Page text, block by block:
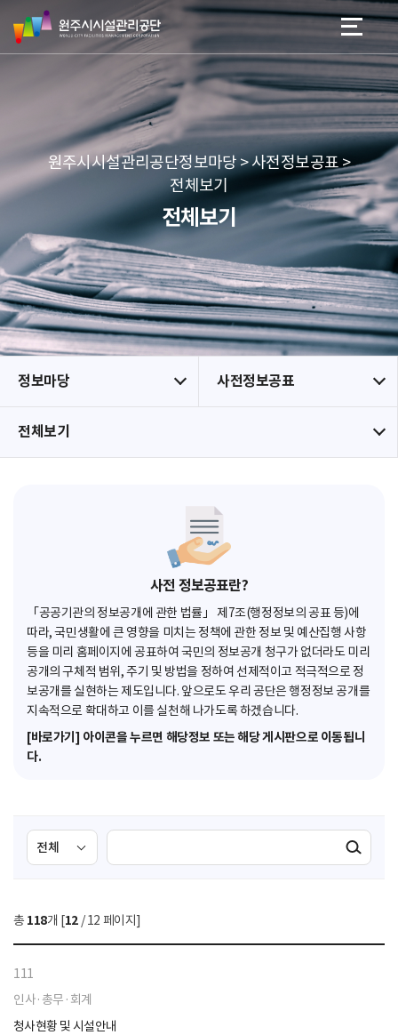
네
본문 바로가기
메뉴 바로가기
원
주
시
리
공
단
원주시시설관리공단정보마당 > 사전정보공표 >
전체보기
전체보기
정보마당 사전정보공표
전체보기
사전 정보공표란?
「공공기관의 정보공개에 관한 법률」 제7조(행정정보의 공표 등)에
따라, 국민생활에 큰 영향을 미치는 정책에 관한 정보 및 예산집행 사항
등을 미리 홈페이지에 공표하여 국민의 정보공개 청구가 없더라도 미리
공개의 구체적 범위, 주기 및 방법을 정하여 선제적이고 적극적으로 정
보공개를 실현하는 제도입니다. 앞으로도 우리 공단은 행정정보 공개를
지속적으로 확대하고 이를 실천해 나가도록 하겠습니다.
[바로가기] 아이콘을 누르면 해당정보 또는 해당 게시판으로 이동됩니
다.
검
색
선
택
색
검색실행
총 118개 [12 / 12 페이지]
111
인사·총무·회계
청사현황 및 시설안내